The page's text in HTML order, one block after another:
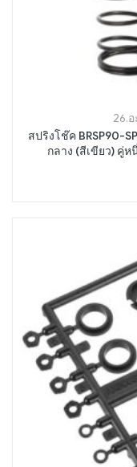
26.
สปริงโช๊ค BRSP90-
กลาง (สีเขียว) คู่